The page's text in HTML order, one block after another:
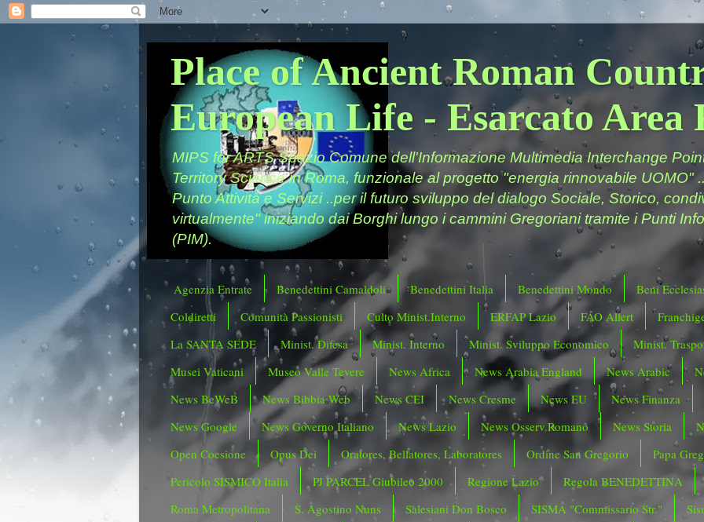
Place of Ancient Roman
European Life - Esarcato Area
MIPS for ARTS Spazio Comune dell'Informazione Multimedia Interchange
Territory Science in Roma, funzionale al progetto "energia rinnovabile UOMO"
Punto Attività e Servizi ..per il futuro sviluppo del dialogo Sociale, Storico,
virtualmente" iniziando dai Borghi lungo i cammini Gregoriani tramite i Punti
(PIM).
Agenzia Entrate Benedettini Camaldoli Benedettini Italia Benedettini Mondo
Beni
Coldiretti
Comunità Passionisti Culto Minist.Interno ERFAP Lazio FAO Allert
La SANTA SEDE
Minist. Difesa Minist. Interno Minist. Sviluppo Economico
Minist.
Musei Vaticani
Museo Valle Tevere News Africa News Arabia England News Arabic
News BeWeB
News Bibbia Web News CEI News Cresme News EU
News Finanza
News Google
News Governo Italiano News Lazio News Osserv.Romano News Storia
Open Coesione
Opus Dei Oratores, Bellatores, Laboratores Ordine San Gregorio
Papa
Pericolo SISMICO Italia
PJ PARCEL Giubileo 2000 Regione Lazio
Regola BENEDETTINA
Roma Metropolitana
S. Agostino Nuns Salesiani Don Bosco SISMA "Commissario Str."